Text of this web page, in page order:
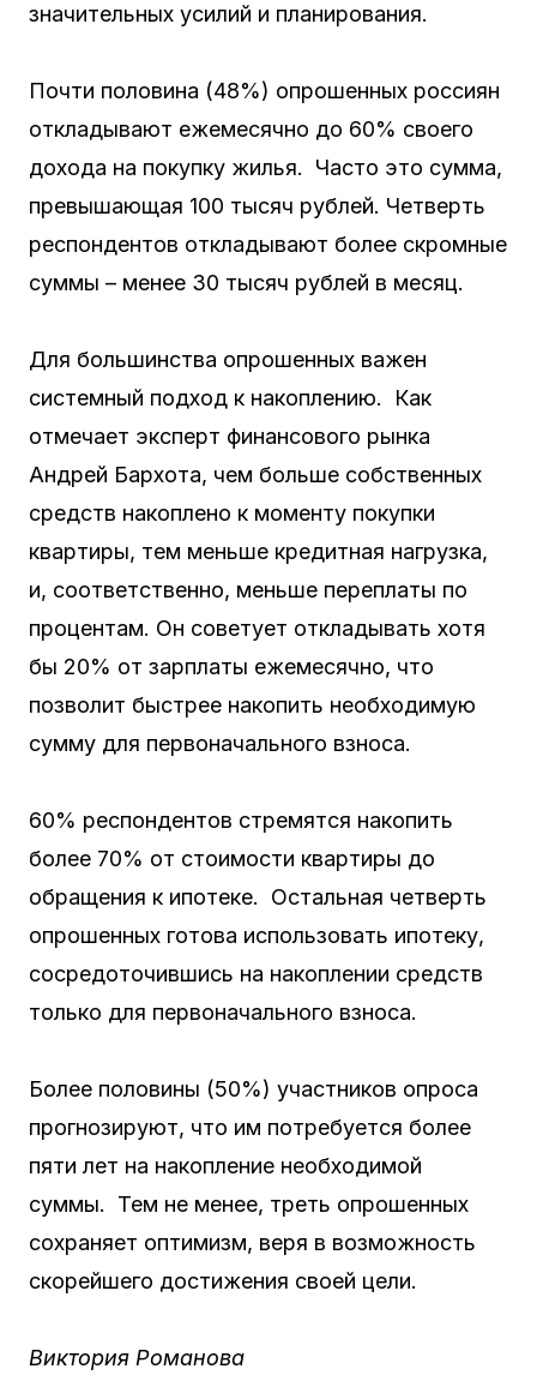
значительных усилий и планирования.
Почти половина (48%) опрошенных россиян
откладывают ежемесячно до 60% своего
дохода на покупку жилья. Часто это сумма,
превышающая 100 тысяч рублей. Четверть
респондентов откладывают более скромные
суммы – менее 30 тысяч рублей в месяц.
Для большинства опрошенных важен
системный подход к накоплению. Как
отмечает эксперт финансового рынка
Андрей Бархота, чем больше собственных
средств накоплено к моменту покупки
квартиры, тем меньше кредитная нагрузка,
и, соответственно, меньше переплаты по
процентам. Он советует откладывать хотя
бы 20% от зарплаты ежемесячно, что
позволит быстрее накопить необходимую
сумму для первоначального взноса.
60% респондентов стремятся накопить
более 70% от стоимости квартиры до
обращения к ипотеке. Остальная четверть
опрошенных готова использовать ипотеку,
сосредоточившись на накоплении средств
только для первоначального взноса.
Более половины (50%) участников опроса
прогнозируют, что им потребуется более
пяти лет на накопление необходимой
суммы. Тем не менее, треть опрошенных
сохраняет оптимизм, веря в возможность
скорейшего достижения своей цели.
Виктория Романова